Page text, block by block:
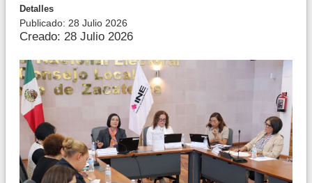
Detalles
Publicado: 28 Julio 2026
Creado: 28 Julio 2026